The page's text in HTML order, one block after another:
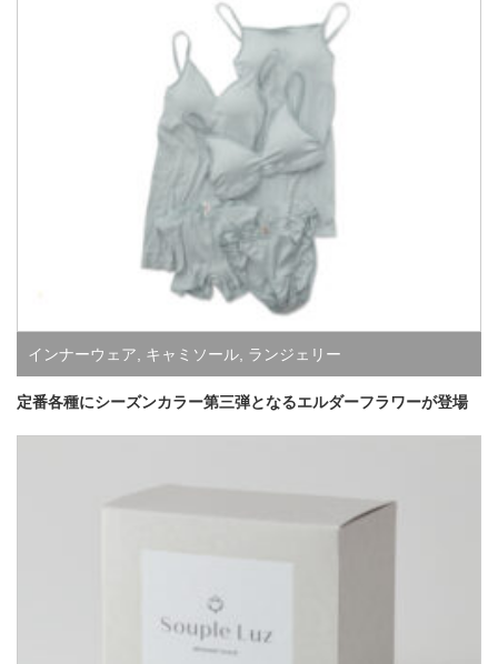
インナーウェア キャミソール ランジェリー
定番各種にシーズンカラー第三弾となるエルダーフラワーが登場